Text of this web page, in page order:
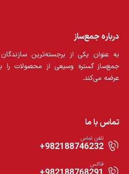
درباره جمع‌ساز
به عنوان یکی از برجسته‌ترین
جمع‌ساز گستره وسیعی از محصولات را
عرضه می‌کند.
تماس با ما
تلفن تماس
982188746232+
فاکس